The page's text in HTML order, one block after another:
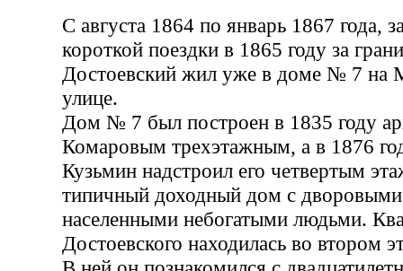
С августа 1864 по январь 1867 года,
короткой поездки в 1865 году за
Достоевский жил уже в доме № 7 на
улице.
Дом № 7 был построен в 1835 году
Комаровым трехэтажным, а в 1876
Кузьмин надстроил его четвертым
типичный доходный дом с
населенными небогатыми людьми.
Достоевского находилась во втором